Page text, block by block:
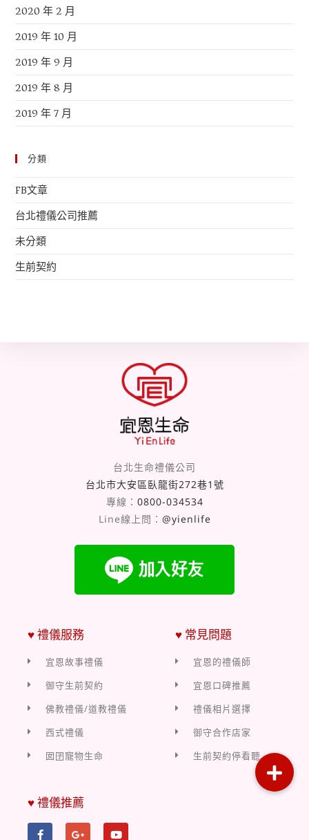
2020 年 2 月
2019 年 10 月
2019 年 9 月
2019 年 8 月
2019 年 7 月
分類
FB文章
台北禮儀公司推薦
未分類
生前契約
台北生命禮儀公司
台北市大安區臥龍街272巷1號
專線： 0800-034534
Line線上問： @yienlife
♥ 禮儀服務
宜恩故事禮儀
御守生前契約
佛教禮儀/道教禮儀
西式禮儀
囡囝寵物生命
♥ 常見問題
宜恩的禮儀師
宜恩口碑推薦
禮儀相片選擇
御守合作店家
生前契約停看聽
♥ 禮儀推薦